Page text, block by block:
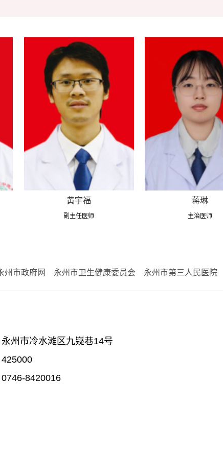
黄宇福
副主任医师
蒋琳
主治医师
州市政府网 永州市卫生健康委员会 永州市第三人民医院
州市冷水滩区九嶷巷14号
8420016